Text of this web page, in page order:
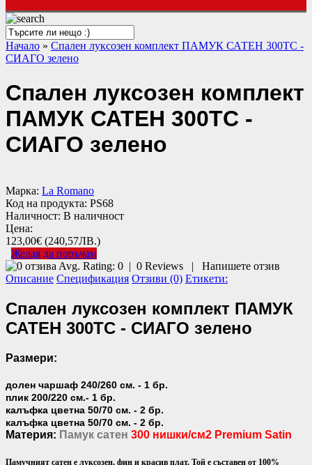
Начало » Спален луксозен комплект ПАМУК САТЕН 300TC -
СИАГО зелено
Спален луксозен комплект
ПАМУК САТЕН 300TC -
СИАГО зелено
Марка: La Romano
Код на продукта: PS68
Наличност: В наличност
Цена:
123,00€ (240,57ЛВ.)
Желая да поръчам
Avg. Rating: 0 | 0 Reviews | Напишете отзив
Описание Спецификация Отзиви (0) Етикети:
Спален луксозен комплект ПАМУК
САТЕН 300TC - СИАГО зелено
Размери:
долен чаршаф 240/260 см. - 1 бр.
плик 200/220 см.- 1 бр.
калъфка цветна 50/70 см. - 2 бр.
калъфка цветна 50/70 см. - 2 бр.
Материя: Памук сатен 300 нишки/см2 Premium Satin
Памучният сатен е луксозен, фин и красив плат. Той е съставен от 100%